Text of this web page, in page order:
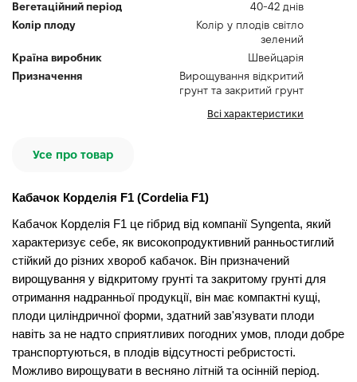
Вегетаційний період
40-42 днів
Колір плоду
Колір у плодів світло
зелений
Країна виробник
Швейцарія
Призначення
Вирощування відкритий
грунт та закритий грунт
Всі характеристики
Усе про товар
Кабачок Корделія F1 (Cordelia F1)
Кабачок Корделія F1 це гібрид від компанії Syngenta, який
характеризує себе, як високопродуктивний ранньостиглий
стійкий до різних хвороб кабачок. Він призначений
вирощування у відкритому грунті та закритому грунті для
отримання надранньої продукції, він має компактні кущі,
плоди циліндричної форми, здатний зав'язувати плоди
навіть за не надто сприятливих погодних умов, плоди добре
транспортуються, в плодів відсутності ребристості.
Можливо вирощувати в весняно літній та осінній період.